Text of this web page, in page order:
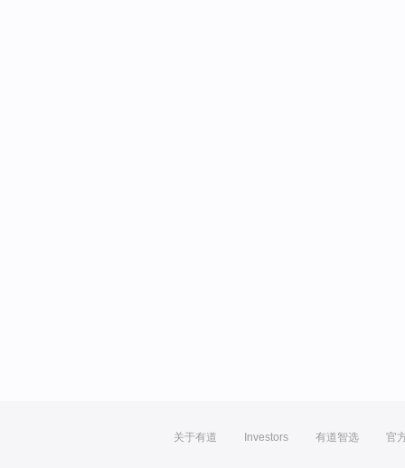
关于有道 Investors 有道智选 官